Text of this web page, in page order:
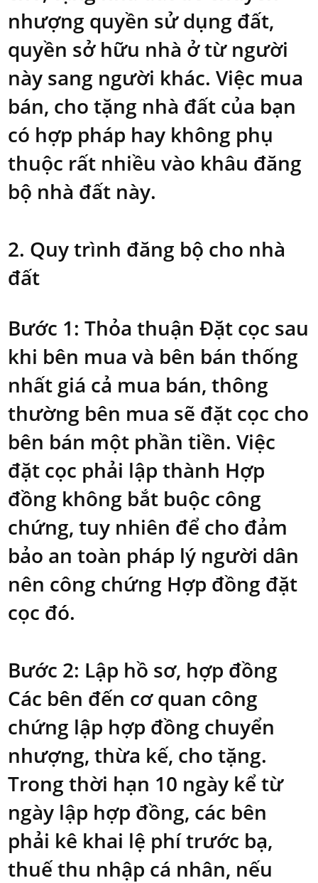
nhượng quyền sử dụng đất,
quyền sở hữu nhà ở từ người
này sang người khác. Việc mua
bán, cho tặng nhà đất của bạn
có hợp pháp hay không phụ
thuộc rất nhiều vào khâu đăng
bộ nhà đất này.
2. Quy trình đăng bộ cho nhà
đất
Bước 1: Thỏa thuận Đặt cọc sau
khi bên mua và bên bán thống
nhất giá cả mua bán, thông
thường bên mua sẽ đặt cọc cho
bên bán một phần tiền. Việc
đặt cọc phải lập thành Hợp
đồng không bắt buộc công
chứng, tuy nhiên để cho đảm
bảo an toàn pháp lý người dân
nên công chứng Hợp đồng đặt
cọc đó.
Bước 2: Lập hồ sơ, hợp đồng
Các bên đến cơ quan công
chứng lập hợp đồng chuyển
nhượng, thừa kế, cho tặng.
Trong thời hạn 10 ngày kể từ
ngày lập hợp đồng, các bên
phải kê khai lệ phí trước bạ,
thuế thu nhập cá nhân, nếu